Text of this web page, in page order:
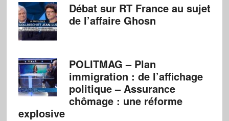
Débat sur RT France au sujet
de l’affaire Ghosn
POLITMAG – Plan
immigration : de l’affichage
politique – Assurance
chômage : une réforme
explosive